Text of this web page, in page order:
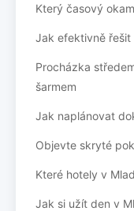
Který časový
Jak efektivně řešit
Procházka
šarmem
Jak naplánovat
Objevte skryté
Které hotely v
Jak si užít den v